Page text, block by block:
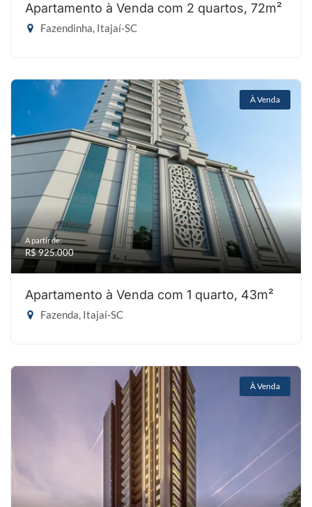
Apartamento à Venda com 2 quartos, 72m²
Fazendinha, Itajaí-SC
À Venda
A partir de:
R$ 925.000
Apartamento à Venda com 1 quarto, 43m²
Fazenda, Itajaí-SC
À Venda